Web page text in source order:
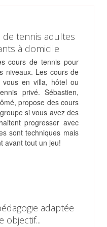
de tennis adultes
à domicile
cours de tennis pour
niveaux. Les cours de
vous en villa, hôtel ou
privé. Sébastien,
propose des cours
si vous avez des
progresser avec
sont techniques mais
avant tout un jeu!
adaptée
objectif...